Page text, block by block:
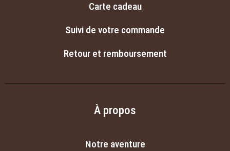
Carte cadeau
Suivi de votre commande
Retour et remboursement
À propos
Notre aventure